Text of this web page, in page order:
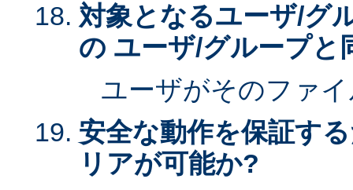
対象となるユーザ/グ
の ユーザ/グループと
ユーザがそのファ
安全な動作を保証す
リアが可能か?